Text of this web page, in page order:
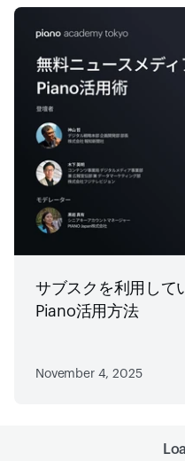
サブスクを利用して
Piano活用方法
November 4, 2025